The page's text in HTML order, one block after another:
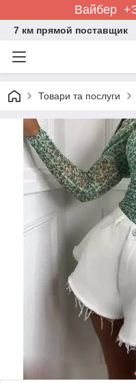
Вайбер
7 км прямой поставщик
Товари та послуги